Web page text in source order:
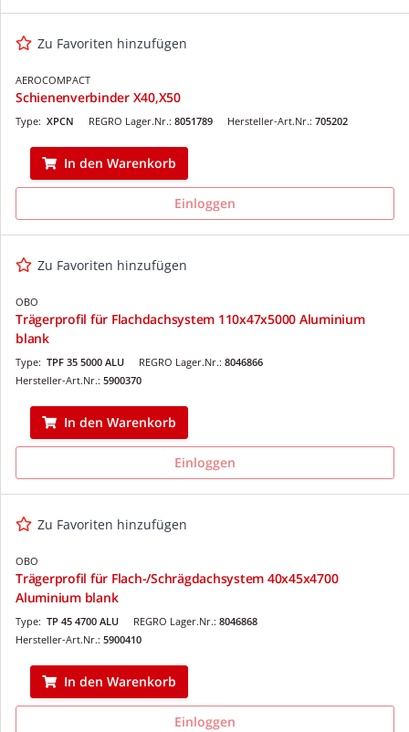
Zu Favoriten hinzufügen
AEROCOMPACT
Schienenverbinder X40,X50
REGRO Lager.Nr.: 8051789
Type: XPCN Hersteller-Art.Nr.: 705202
In den Warenkorb
Einloggen
Zu Favoriten hinzufügen
OBO
Trägerprofil für Flachdachsystem 110x47x5000 Aluminium
blank
REGRO Lager.Nr.: 8046866
Type: TPF 35 5000 ALU
Hersteller-Art.Nr.: 5900370
In den Warenkorb
Einloggen
Zu Favoriten hinzufügen
OBO
Trägerprofil für Flach-/Schrägdachsystem 40x45x4700
Aluminium blank
REGRO Lager.Nr.: 8046868
Type: TP 45 4700 ALU
Hersteller-Art.Nr.: 5900410
In den Warenkorb
Einloggen